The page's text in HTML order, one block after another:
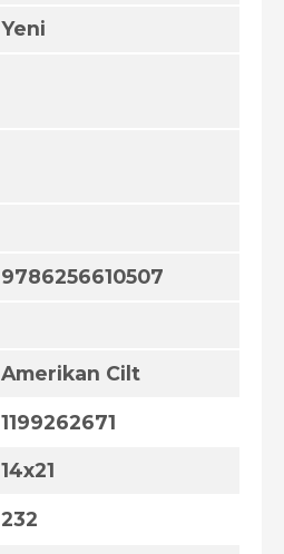
Yeni
9786256610507
Amerikan Cilt
1199262671
14x21
232